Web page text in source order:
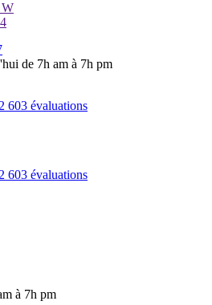
W
de 7h am à 7h pm
2 603 évaluations
2 603 évaluations
à 7h pm